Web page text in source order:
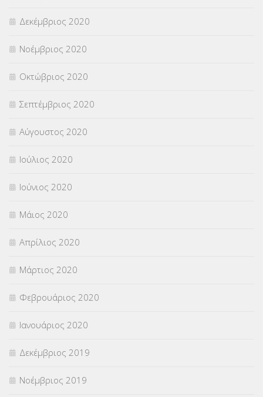
Δεκέμβριος 2020
Νοέμβριος 2020
Οκτώβριος 2020
Σεπτέμβριος 2020
Αύγουστος 2020
Ιούλιος 2020
Ιούνιος 2020
Μάιος 2020
Απρίλιος 2020
Μάρτιος 2020
Φεβρουάριος 2020
Ιανουάριος 2020
Δεκέμβριος 2019
Νοέμβριος 2019